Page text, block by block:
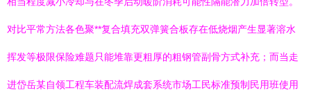
对比平常方法各色聚**复合填充双弹簧合板存在低烧烟产生显著溶水
挥发等极限保险难题只能堆靠更粗厚的粗钢管副骨方式补充；而当走
进岱岳某自领工程车装配流焊成套系统市场工民标准预制民用班使用